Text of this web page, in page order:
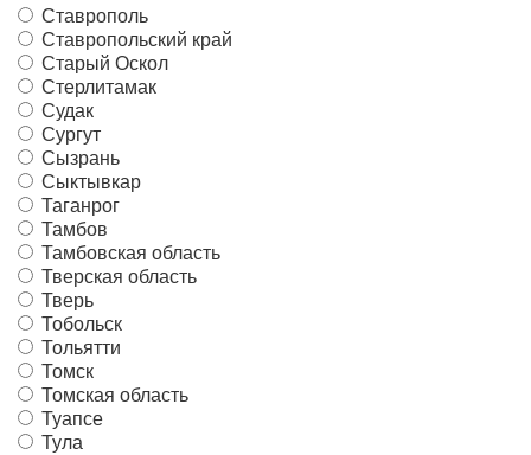
Ставрополь
Ставропольский край
Старый Оскол
Стерлитамак
Судак
Сургут
Сызрань
Сыктывкар
Таганрог
Тамбов
Тамбовская область
Тверская область
Тверь
Тобольск
Тольятти
Томск
Томская область
Туапсе
Тула